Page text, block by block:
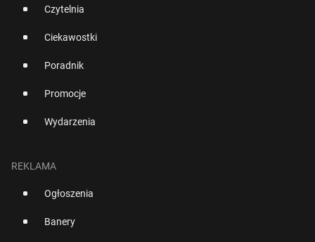
Czytelnia
Ciekawostki
Poradnik
Promocje
Wydarzenia
REKLAMA
Ogłoszenia
Banery